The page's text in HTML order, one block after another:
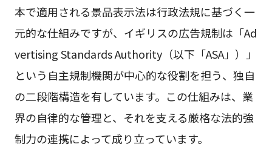
本で適用される景品表示法は行政法規に基づく一
元的な仕組みですが、イギリスの広告規制は「Ad
vertising Standards Authority（以下「ASA」）」
という自主規制機関が中心的な役割を担う、独自
の二段階構造を有しています。この仕組みは、業
界の自律的な管理と、それを支える厳格な法的強
制力の連携によって成り立っています。